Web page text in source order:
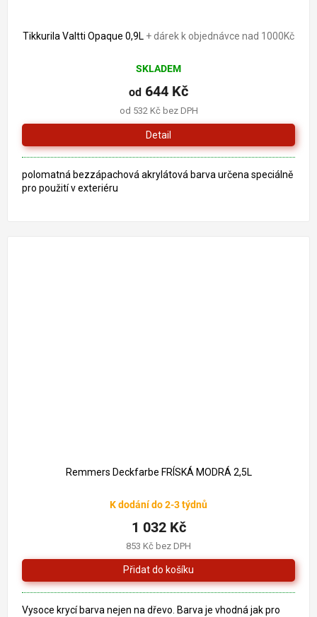
Tikkurila Valtti Opaque 0,9L + dárek k objednávce nad 1000Kč
SKLADEM
od 532 Kč bez DPH
od 644 Kč
Detail
polomatná bezzápachová akrylátová barva určena speciálně
pro použití v exteriéru
Remmers Deckfarbe FRÍSKÁ MODRÁ 2,5L
K dodání do 2-3 týdnů
853 Kč bez DPH
1 032 Kč
Vysoce krycí barva nejen na dřevo. Barva je vhodná jak pro